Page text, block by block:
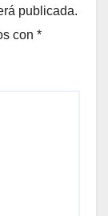
publicada.
con *